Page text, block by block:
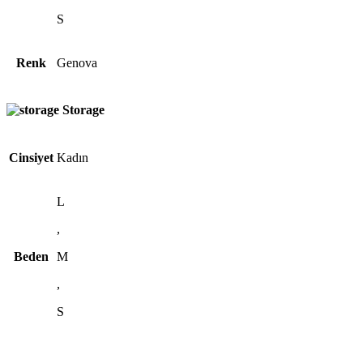
S
Renk Genova
Storage
Cinsiyet Kadın
Beden
L
,
M
,
S